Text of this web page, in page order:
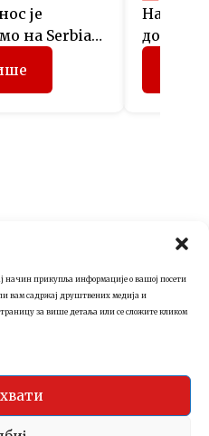
начин прикупља информације о вашој посети
вам садржај друштвених медија и
за више детаља или се сложите кликом
је
на Serbian
(Latin).
+43 1 5121267